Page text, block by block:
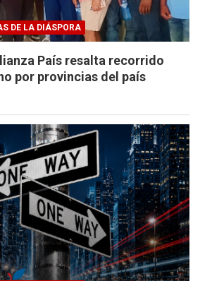
DE LA DIÁSPORA
País resalta recorrido
por provincias del país